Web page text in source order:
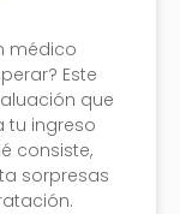
médico
Este
que
tu ingreso
consiste,
sorpresas